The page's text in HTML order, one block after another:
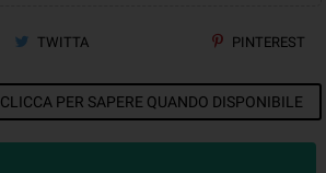
TWITTA PINTEREST
CLICCA PER SAPERE QUANDO DISPONIBILE